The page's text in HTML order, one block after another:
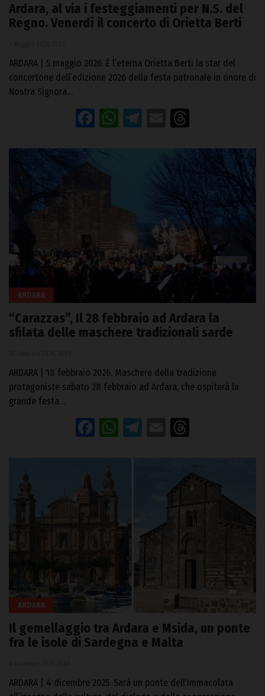
Ardara, al via i festeggiamenti per N.S. del
Regno. Venerdì il concerto di Orietta Berti
ARDARA | 5 maggio 2026. È l’eterna Orietta Berti la star del
concertone dell’edizione 2026 della festa patronale in onore di
Nostra Signora…
Facebook
WhatsApp
Telegram
Email
ARDARA
“Carazzas”, Il 28 febbraio ad Ardara la
sfilata delle maschere tradizionali sarde
ARDARA | 18 febbraio 2026. Maschere della tradizione
protagoniste sabato 28 febbraio ad Ardara, che ospiterà la
grande festa…
Facebook
WhatsApp
Telegram
Email
ARDARA
Il gemellaggio tra Ardara e Msida, un ponte
fra le isole di Sardegna e Malta
ARDARA | 4 dicembre 2025. Sarà un ponte dell’Immacolata